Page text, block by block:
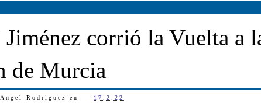
corrió la Vuelta a
de Murcia
Rodríguez en 17.2.22